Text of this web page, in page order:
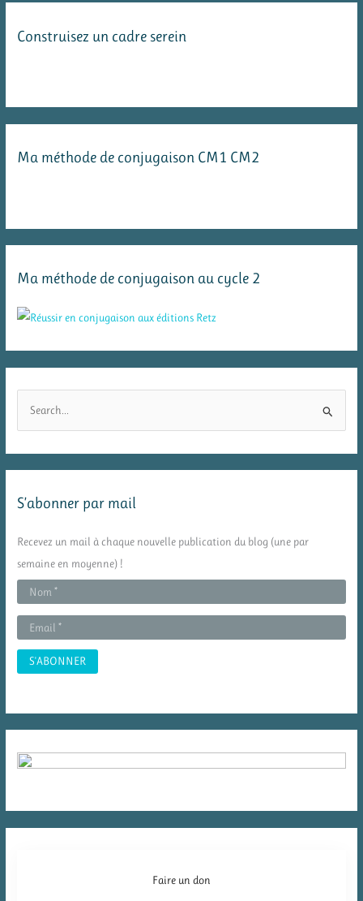
Construisez un cadre serein
Ma méthode de conjugaison CM1 CM2
Ma méthode de conjugaison au cycle 2
r
:
S’abonner par mail
Recevez un mail à chaque nouvelle publication du blog (une par
semaine en moyenne) !
Faire un don